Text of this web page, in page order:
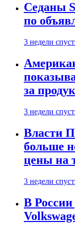
Седаны
по
3 недели
за
3 недели
Власти
больше
цены на
3 недели
В